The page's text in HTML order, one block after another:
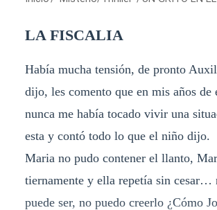
LA FISCALIA
Había mucha tensión, de pronto
dijo, les comento que en mis años de
nunca me había tocado vivir una
esta y contó todo lo que el niño dijo.
Maria no pudo contener el llanto,
tiernamente y ella repetía sin cesar…
puede ser, no puedo creerlo ¿Cómo